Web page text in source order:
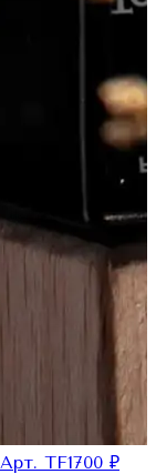
Арт. TF1700 ₽